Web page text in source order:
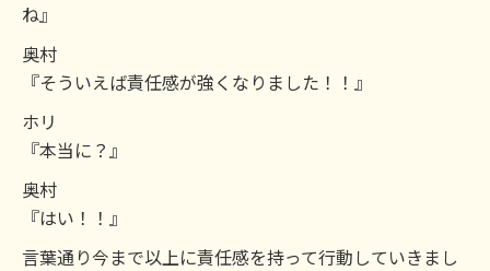
ね』
奥村
『そういえば責任感が強くなりました！！』
ホリ
『本当に？』
奥村
『はい！！』
言葉通り今まで以上に責任感を持って行動していきまし